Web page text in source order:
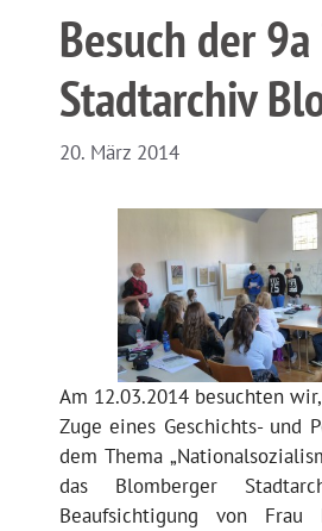
Besuch der
Stadtarchiv
20. März 2014
Am 12.03.2014 besuchten
Zuge eines Geschichts- und
dem Thema
das Blomberger
Beaufsichtigung von Frau